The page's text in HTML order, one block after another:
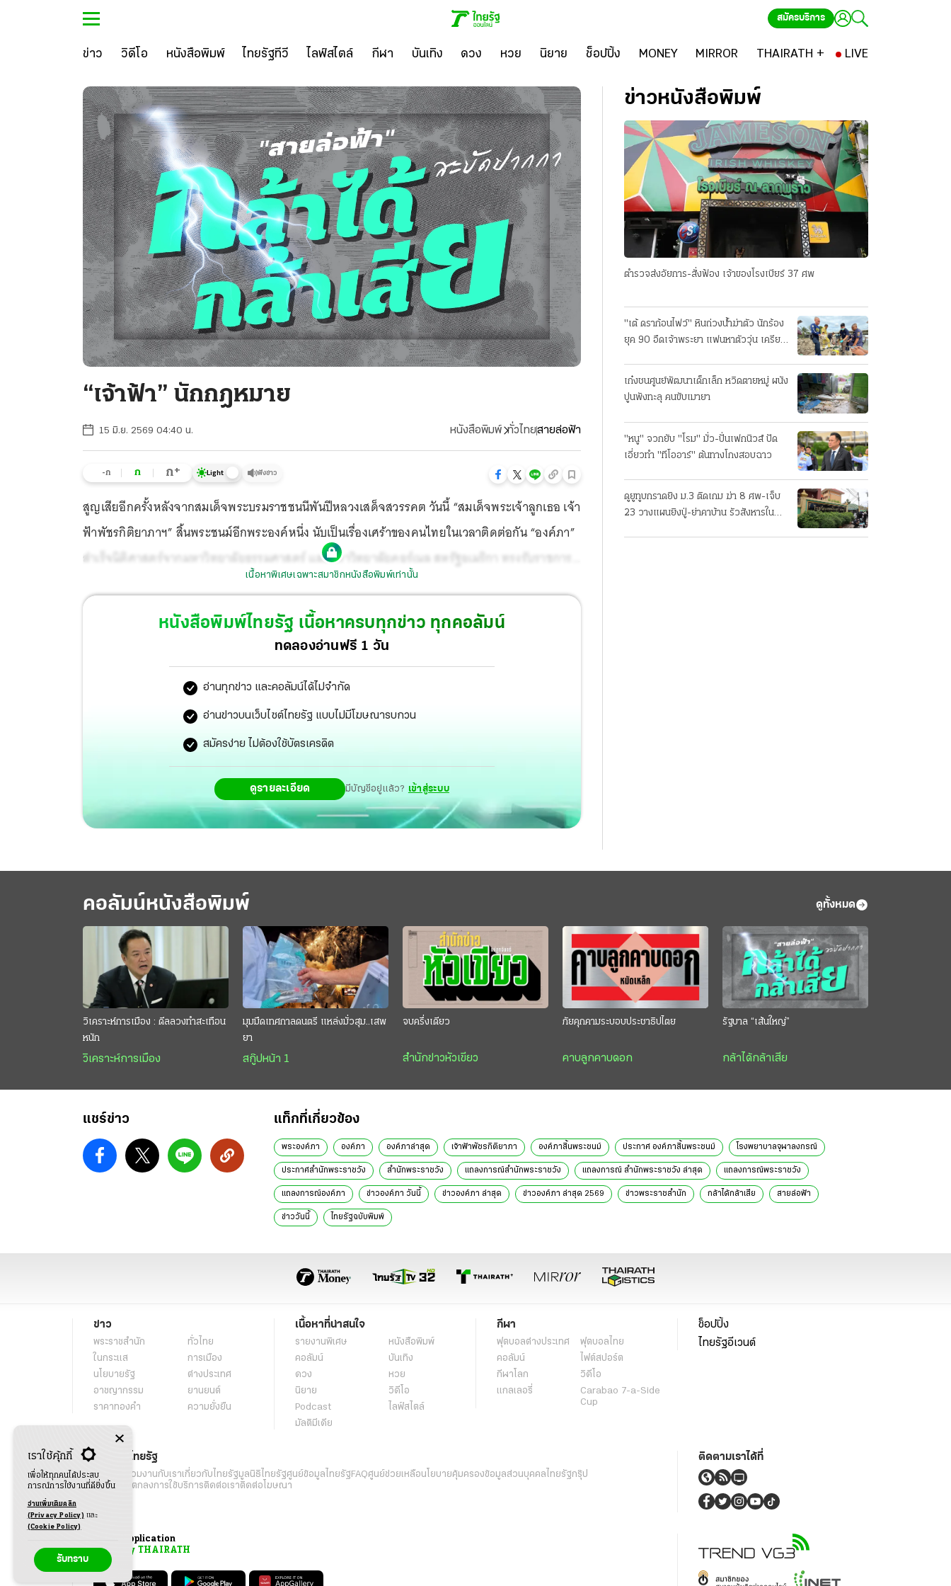
สมัครบริการ
ข่าว วิดีโอ หนังสือพิมพ์ ไทยรัฐทีวี ไลฟ์สไตล์ กีฬา บันเทิง ดวง หวย นิยาย ช็อปปิ้ง MONEY MIRROR THAIRATH + LIVE
“เจ้าฟ้า” นักกฎหมาย
15 มิ.ย. 2569 04:40 น. หนังสือพิมพ์ ทั่วไทยสายล่อฟ้า
-ก ก ก+ Light ฟังข่าว
สูญเสียอีกครั้งหลังจากสมเด็จพระบรมราชชนนีพันปีหลวงเสด็จสวรรคต วันนี้ “สมเด็จพระเจ้าลูกเธอ เจ้า
ฟ้าพัชรกิติยาภาฯ” สิ้นพระชนม์อีกพระองค์หนึ่ง นับเป็นเรื่องเศร้าของคนไทยในเวลาติดต่อกัน “องค์ภา”
สำเร็จนิติศาสตร์จากมหาวิทยาลัยธรรมศาสตร์ และมหาวิทยาลัยคอร์เนล สหรัฐอเมริกา ทรงรับราชการ
ตำแหน่งนายทหารพระธรรมนูญ หน่วยบัญชาการถวายความปลอดภัย กองบัญชาการทหารสูงสุด
เนื้อหาพิเศษเฉพาะสมาชิกหนังสือพิมพ์เท่านั้น
หนังสือพิมพ์ไทยรัฐ เนื้อหาครบทุกข่าว ทุกคอลัมน์
ทดลองอ่านฟรี 1 วัน
อ่านทุกข่าว และคอลัมน์ได้ไม่จำกัด
อ่านข่าวบนเว็บไซต์ไทยรัฐ แบบไม่มีโฆษณารบกวน
สมัครง่าย ไม่ต้องใช้บัตรเครดิต
ดูรายละเอียด มีบัญชีอยู่แล้ว? เข้าสู่ระบบ
ข่าวหนังสือพิมพ์
ตำรวจส่งอัยการ-สั่งฟ้อง เจ้าของโรงเบียร์ 37 ศพ
"เต้ ดราก้อนไฟว์" หินถ่วงน้ำฆ่าตัว นักร้อง
ยุค 90 อืดเจ้าพระยา แฟนหาตัววุ่น เครียด
เก๋งชนศูนย์พัฒนาเด็กเล็ก หวิดตายหมู่ ผนัง
ปูนพังทะลุ คนขับเมายา
"หนู" จวกยับ "โรม" มั่ว-ปั่นเฟกนิวส์ ปัด
เอี่ยวทํา "ทีโออาร์" ต้นทางโกงสอบฉาว
ดูยูทูบกราดยิง ม.3 ติดเกม ฆ่า 8 ศพ-เจ็บ
23 วางแผนยิงปู่-ย่าคาบ้าน รัวสังหารใน
คอลัมน์หนังสือพิมพ์ ดูทั้งหมด
วิเคราะห์การเมือง : ดีลลวงทำสะเทือน
หนัก
วิเคราะห์การเมือง
มุมมืดเทศกาลดนตรี แหล่งมั่วสุม..เสพ
ยา
สกู๊ปหน้า 1
จบครึ่งเดียว
สำนักข่าวหัวเขียว
ภัยคุกคามระบอบประชาธิปไตย
คาบลูกคาบดอก
รัฐบาล “เส้นใหญ่”
กล้าได้กล้าเสีย
แชร์ข่าว แท็กที่เกี่ยวข้อง
พระองค์ภา องค์ภา องค์ภาล่าสุด เจ้าฟ้าพัชรกิติยาภา องค์ภาสิ้นพระชนม์ ประกาศ องค์ภาสิ้นพระชนม์ โรงพยาบาลจุฬาลงกรณ์
ประกาศสำนักพระราชวัง สํานักพระราชวัง แถลงการณ์สำนักพระราชวัง แถลงการณ์ สำนักพระราชวัง ล่าสุด แถลงการณ์พระราชวัง
แถลงการณ์องค์ภา ข่าวองค์ภา วันนี้ ข่าวองค์ภา ล่าสุด ข่าวองค์ภา ล่าสุด 2569 ข่าวพระราชสำนัก กล้าได้กล้าเสีย สายล่อฟ้า
ข่าววันนี้ ไทยรัฐฉบับพิมพ์
ข่าว
พระราชสำนัก
ทั่วไทย
ในกระแส
การเมือง
นโยบายรัฐ
ต่างประเทศ
อาชญากรรม
ยานยนต์
ราคาทองคำ
ความยั่งยืน
เนื้อหาที่น่าสนใจ
รายงานพิเศษ
หนังสือพิมพ์
คอลัมน์
บันเทิง
ดวง
หวย
นิยาย
วิดีโอ
Podcast
ไลฟ์สไตล์
มัลติมีเดีย
กีฬา
ฟุตบอลต่่างประเทศ
ฟุตบอลไทย
คอลัมน์
ไฟต์สปอร์ต
กีฬาโลก
วิดีโอ
แกลเลอรี่
Carabao 7-a-Side
Cup
ช็อปปิ้ง
ไทยรัฐอีเวนต์
เกี่ยวกับไทยรัฐ
กิจกรรม ร่วมงานกับเราเกี่ยวกับไทยรัฐมูลนิธิไทยรัฐศูนย์ข้อมูลไทยรัฐFAQศูนย์ช่วยเหลือนโยบายคุ้มครองข้อมูลส่วนบุคคลไทยรัฐกรุ๊ป
เงื่อนไขข้อตกลงการใช้บริการติดต่อเราติดต่อโฆษณา
ติดตามเราได้ที่
Application
My THAIRATH
เราใช้คุ้กกี้
เพื่อให้ทุกคนได้ประสบ
การณ์การใช้งานที่ดียิ่งขึ้น
อ่านเพิ่มเติมคลิก
(Privacy Policy) และ
(Cookie Policy)
รับทราบ